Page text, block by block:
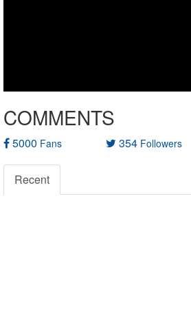
COMMENTS
5000 Fans 354 Followers
Recent